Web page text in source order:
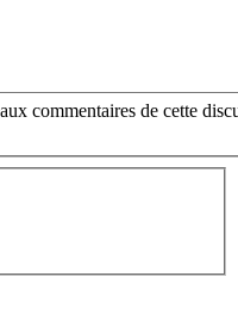
commentaires de cette